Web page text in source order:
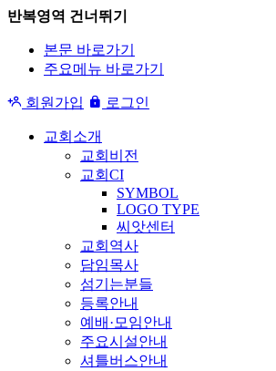
반복영역 건너뛰기
본문 바로가기
주요메뉴 바로가기
회원가입 로그인
교회소개
교회비전
교회CI
SYMBOL
LOGO TYPE
씨앗센터
교회역사
담임목사
섬기는분들
등록안내
예배·모임안내
주요시설안내
셔틀버스안내